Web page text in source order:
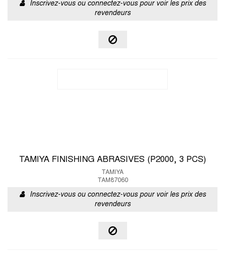
Inscrivez-vous ou connectez-vous pour voir les prix des
revendeurs
TAMIYA FINISHING ABRASIVES (P2000, 3 PCS)
TAMIYA
TAM87060
Inscrivez-vous ou connectez-vous pour voir les prix des
revendeurs